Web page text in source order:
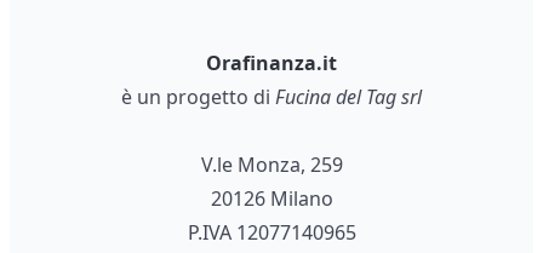
Orafinanza.it
è un progetto di Fucina del Tag srl
V.le Monza, 259
20126 Milano
P.IVA 12077140965